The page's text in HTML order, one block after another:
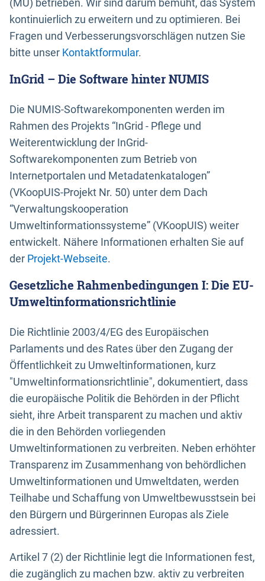
(MU) betrieben. Wir sind darum bemüht, das System
kontinuierlich zu erweitern und zu optimieren. Bei
Fragen und Verbesserungsvorschlägen nutzen Sie
bitte unser Kontaktformular.
InGrid – Die Software hinter NUMIS
Die NUMIS-Softwarekomponenten werden im
Rahmen des Projekts “InGrid - Pflege und
Weiterentwicklung der InGrid-
Softwarekomponenten zum Betrieb von
Internetportalen und Metadatenkatalogen”
(VKoopUIS-Projekt Nr. 50) unter dem Dach
“Verwaltungskooperation
Umweltinformationssysteme” (VKoopUIS) weiter
entwickelt. Nähere Informationen erhalten Sie auf
der Projekt-Webseite.
Gesetzliche Rahmenbedingungen I: Die EU-
Umweltinformationsrichtlinie
Die Richtlinie 2003/4/EG des Europäischen
Parlaments und des Rates über den Zugang der
Öffentlichkeit zu Umweltinformationen, kurz
"Umweltinformationsrichtlinie", dokumentiert, dass
die europäische Politik die Behörden in der Pflicht
sieht, ihre Arbeit transparent zu machen und aktiv
die in den Behörden vorliegenden
Umweltinformationen zu verbreiten. Neben erhöhter
Transparenz im Zusammenhang von behördlichen
Umweltinformationen und Umweltdaten, werden
Teilhabe und Schaffung von Umweltbewusstsein bei
den Bürgern und Bürgerinnen Europas als Ziele
adressiert.
Artikel 7 (2) der Richtlinie legt die Informationen fest,
die zugänglich zu machen bzw. aktiv zu verbreiten